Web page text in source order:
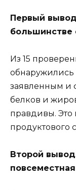
Первый
большинстве
Из 15
обнаружились
заявленным и
белков и
правдивы. Это
продуктового
Второй